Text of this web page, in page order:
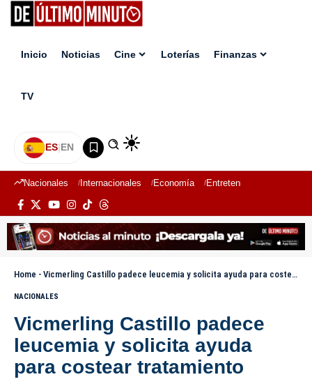
Inicio Noticias Cine Loterías Finanzas
TV
ES|EN
Nacionales Internacionales Economía Entretenimiento
Home - Vicmerling Castillo padece leucemia y solicita ayuda para costear tratamiento
NACIONALES
Vicmerling Castillo padece
leucemia y solicita ayuda
para costear tratamiento